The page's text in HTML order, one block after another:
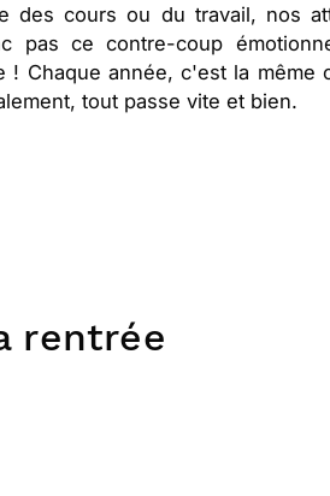
des cours ou du travail, nos
pas ce contre-coup
Chaque année, c'est la même
tout passe vite et bien.
rentrée